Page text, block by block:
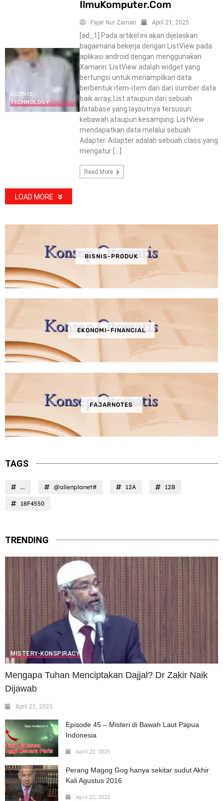
SCIENCE-
TECHNOLOGY
IlmuKomputer.Com
Fajar Nur Zaman April 21, 2025
[ad_1] Pada artikel ini akan dijelaskan
bagaimana bekerja dengan ListView pada
aplikasi android dengan menggunakan
Xamarin. ListView adalah widget yang
berfungsi untuk menampilkan data
berbentuk item-item dari dari sumber data
baik array, List ataupun dari sebuah
database yang layoutnya tersusun
kebawah ataupun kesamping. ListView
mendapatkan data melalui sebuah
Adapter. Adapter adalah sebuah class yang
mengatur […]
Read More
LOAD MORE
BISNIS-PRODUK
EKONOMI-FINANCIAL
FAJARNOTES
TAGS
... @alienplanet# 12A 12B
18F4550
TRENDING
MISTERY-KONSPIRACY
Mengapa Tuhan Menciptakan Dajjal? Dr Zakir Naik
Dijawab
April 22, 2025
Episode 45 – Misteri di Bawah Laut Papua
Indonesia
April 22, 2025
Perang Magog Gog hanya sekitar sudut Akhir
Kali Agustus 2016
April 22, 2025